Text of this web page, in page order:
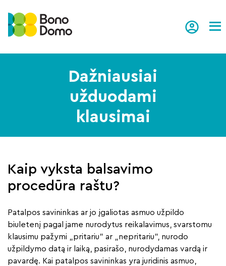
Dažniausiai
užduodami
klausimai
Kaip vyksta balsavimo
procedūra raštu?
Patalpos savininkas ar jo įgaliotas asmuo užpildo
biuletenį pagal jame nurodytus reikalavimus, svarstomu
klausimu pažymi „pritariu” ar „nepritariu”, nurodo
užpildymo datą ir laiką, pasirašo, nurodydamas vardą ir
pavardę. Kai patalpos savininkas yra juridinis asmuo,